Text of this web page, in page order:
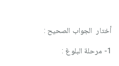
أختار الجواب الصحيح :
1- مرحلة البلوغ :